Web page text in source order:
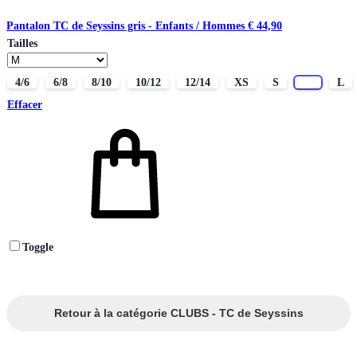
Pantalon TC de Seyssins gris - Enfants / Hommes € 44,90
Tailles
4/6 6/8 8/10 10/12 12/14 XS S
L
Effacer
Toggle
Retour à la catégorie CLUBS - TC de Seyssins